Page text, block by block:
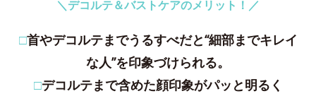
＼デコルテ＆バストケアのメリット！／
□首やデコルテまでうるすべだと“細部までキレイ
な人”を印象づけられる。
□デコルテまで含めた顔印象がパッと明るく